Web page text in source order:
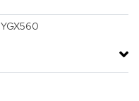
YGX560